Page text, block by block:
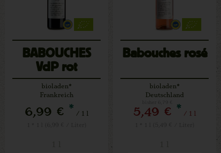
BABOUCHES
VdP rot
bioladen*
Frankreich
6,99 € * / 1 l
Babouches rosé
bioladen*
Deutschland
5,49 € * / 1 l